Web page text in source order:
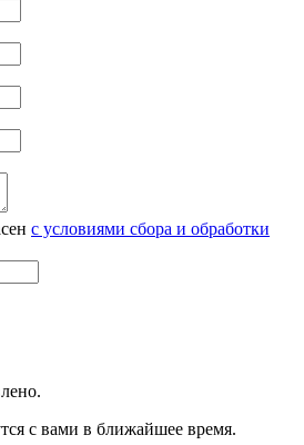
c условиями сбора и обработки
с вами в ближайшее время.